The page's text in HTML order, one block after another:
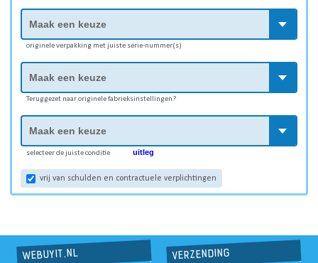
originele verpakking met juiste serie-nummer(s)
Teruggezet naar originele fabrieksinstellingen?
selecteer de juiste conditie uitleg
vrij van schulden en contractuele verplichtingen
WEBUYIT.NL VERZENDING